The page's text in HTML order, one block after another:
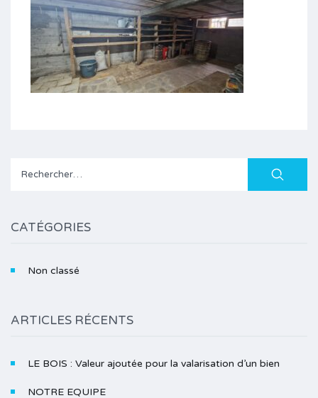
Rechercher :
CATÉGORIES
Non classé
ARTICLES RÉCENTS
LE BOIS : Valeur ajoutée pour la valarisation d’un bien
NOTRE EQUIPE